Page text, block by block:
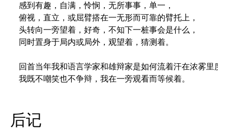
感到有趣，自满，怜悯，无所事事，单一，
俯视，直立，或屈臂搭在一无形而可靠的臂托上，
头转向一旁望着，好奇，不知下一桩事会是什么，
同时置身于局内或局外，观望着，猜测着。
回首当年我和语言学家和雄辩家是如何流着汗在浓雾里度
我既不嘲笑也不争辩，我在一旁观看而等候着。
后记